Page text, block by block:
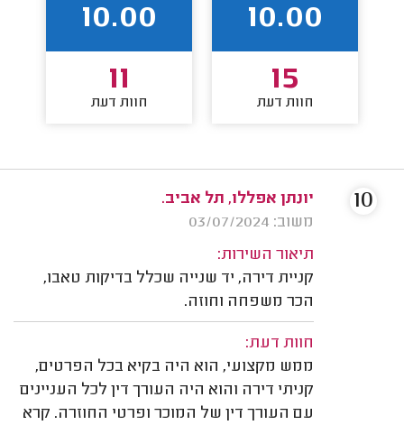
10.00
15
חוות דעת
10.00
11
חוות דעת
יונתן אפללו, תל אביב.
משוב: 03/07/2024
תיאור השירות:
קניית דירה, יד שנייה שכלל בדיקות טאבו,
הכר משפחה וחוזה.
חוות דעת:
ממש מקצועי, הוא היה בקיא בכל הפרטים,
קניתי דירה והוא היה העורך דין לכל העניינים
עם העורך דין של המוכר ופרטי החוזרה. קרא
10